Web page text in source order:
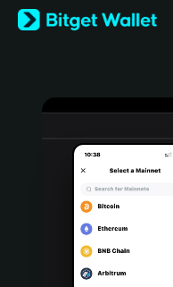
English
日本語
Türkçe
Português (Portugal)
Bahasa Indonesia